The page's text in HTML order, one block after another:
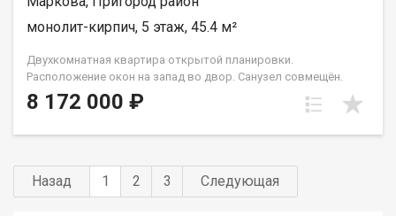
монолит-кирпич, 5 этаж, 45.4 м²
Двухкомнатная квартира открытой планировки.
Расположение окон на запад во двор. Санузел совмещён.
Кухня выделена в нишу. Идеальное решение для первого
жилья или в качестве инвестиций. Прекрасно подойдет
8 172 000 ₽
Назад 1 2 3 Следующая